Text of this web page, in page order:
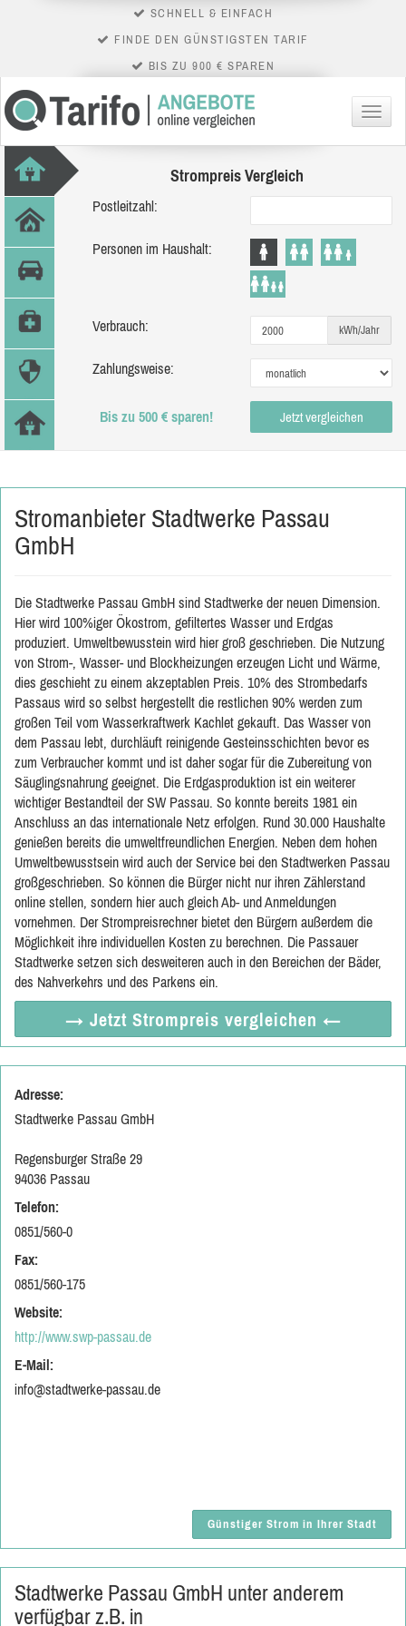
SCHNELL & EINFACH
FINDE DEN GÜNSTIGSTEN TARIF
BIS ZU 900 € SPAREN
Menü
Strompreis Vergleich
Postleitzahl:
Personen im Haushalt:
Verbrauch: kWh/Jahr
Zahlungsweise:
Bis zu 500 € sparen! Jetzt vergleichen
Stromanbieter Stadtwerke Passau
GmbH
Die Stadtwerke Passau GmbH sind Stadtwerke der neuen Dimension.
Hier wird 100%iger Ökostrom, gefiltertes Wasser und Erdgas
produziert. Umweltbewusstein wird hier groß geschrieben. Die Nutzung
von Strom-, Wasser- und Blockheizungen erzeugen Licht und Wärme,
dies geschieht zu einem akzeptablen Preis. 10% des Strombedarfs
Passaus wird so selbst hergestellt die restlichen 90% werden zum
großen Teil vom Wasserkraftwerk Kachlet gekauft. Das Wasser von
dem Passau lebt, durchläuft reinigende Gesteinsschichten bevor es
zum Verbraucher kommt und ist daher sogar für die Zubereitung von
Säuglingsnahrung geeignet. Die Erdgasproduktion ist ein weiterer
wichtiger Bestandteil der SW Passau. So konnte bereits 1981 ein
Anschluss an das internationale Netz erfolgen. Rund 30.000 Haushalte
genießen bereits die umweltfreundlichen Energien. Neben dem hohen
Umweltbewusstsein wird auch der Service bei den Stadtwerken Passau
großgeschrieben. So können die Bürger nicht nur ihren Zählerstand
online stellen, sondern hier auch gleich Ab- und Anmeldungen
vornehmen. Der Strompreisrechner bietet den Bürgern außerdem die
Möglichkeit ihre individuellen Kosten zu berechnen. Die Passauer
Stadtwerke setzen sich desweiteren auch in den Bereichen der Bäder,
des Nahverkehrs und des Parkens ein.
→ Jetzt Strompreis vergleichen ←
Adresse:
Stadtwerke Passau GmbH
Regensburger Straße 29
94036 Passau
Telefon:
0851/560-0
Fax:
0851/560-175
Website:
http://www.swp-passau.de
E-Mail:
info@stadtwerke-passau.de
Günstiger Strom in Ihrer Stadt
Stadtwerke Passau GmbH unter anderem
verfügbar z.B. in